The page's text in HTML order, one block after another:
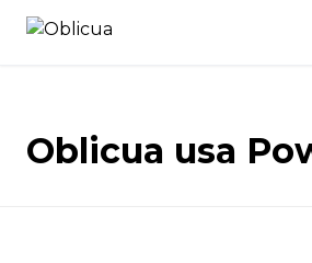
Oblicua usa